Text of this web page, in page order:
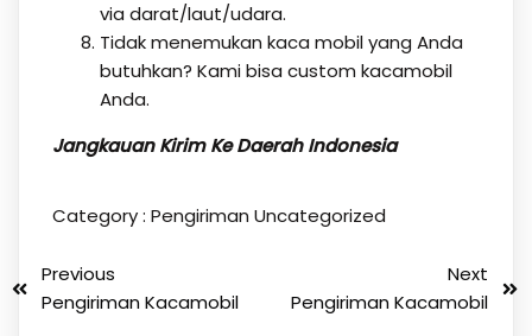
via darat/laut/udara.
Tidak menemukan kaca mobil yang Anda
butuhkan? Kami bisa custom kacamobil
Anda.
Jangkauan Kirim Ke Daerah Indonesia
Category : Pengiriman Uncategorized
Previous
Pengiriman Kacamobil
Next
Pengiriman Kacamobil